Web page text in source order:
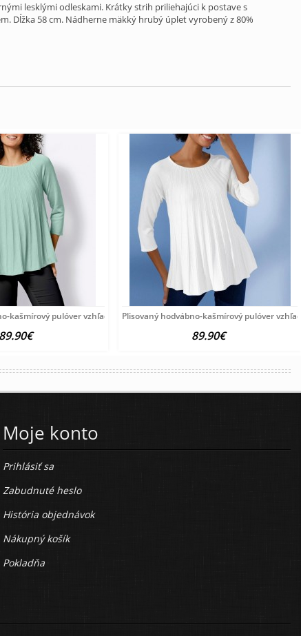
lesklými odleskami. Krátky strih priliehajúci k postave s
Dĺžka 58 cm. Nádherne mäkký hrubý úplet vyrobený z 80%
kašmírový pulóver vzhľadom Création
89.90€
Plisovaný hodvábno-kašmírový pulóver
89.90€
Moje konto
Prihlásiť sa
Zabudnuté heslo
História objednávok
Nákupný košík
Pokladňa